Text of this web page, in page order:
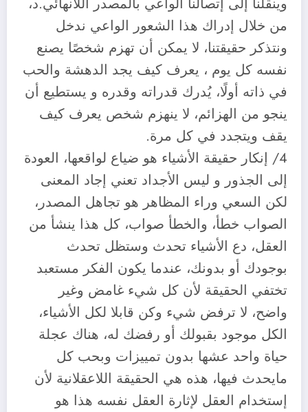
من خلال إدراك هذا الشعور الواعي ندخل
ونتذكر حقيقتنا، لا يمكن أن تهزم شخصًا يصنع
نفسه كل يوم ، يعرف كيف يجد الدهشة والحب
في ذاته أولًا، يُدرك قدراته وقدره و يستطيع أن
ينجو من الهزائم، لا ينهزم شخص يعرف كيف
يقف ويتجدد في كل مرة.
4/ إنكار حقيقة الأشياء هو ضياع لواقعها، العودة
إلى الجذور و ليس الأجداد تعني إجاد المعنى
لكن السعي وراء المظاهر هو تجاهل المصدر،
الصواب خطأ، والخطأ صواب، كل هذا ينشأ من
العقل، دع الأشياء تحدث وستظل تحدث
بوجودك أو بدونك، عندما يكون الفكر مستعبد
تختفي الحقيقة لأن كل شيء غامض وغير
واضح، لا ترفض شيء وكن قابلا لكل الأشياء،
الكل موجود بقبولك أو رفضك له، هناك عجلة
حياة واحد عشها بدون تمييزات وبحب كل
مايحدث فيها، هذه هي الحقيقة اللاعقلانية لأن
إستخدام العقل لإثارة العقل نفسه هذا هو